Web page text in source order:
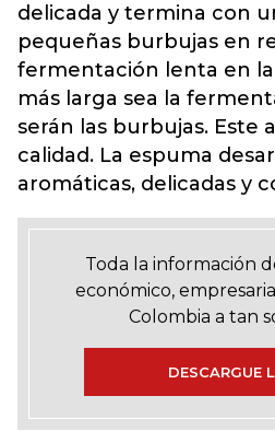
delicada y termina con
pequeñas burbujas en
fermentación lenta en
más larga sea la
serán las burbujas. Este
calidad. La espuma
aromáticas, delicadas y
Toda la información
económico,
Colombia a tan
DESCARGUE